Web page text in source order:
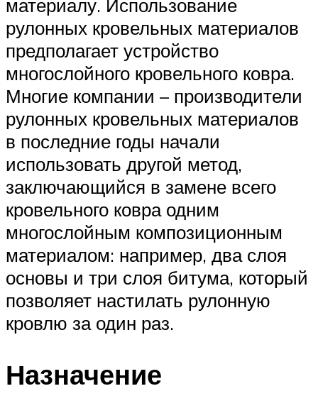
материалу. Использование
рулонных кровельных материалов
предполагает устройство
многослойного кровельного ковра.
Многие компании – производители
рулонных кровельных материалов
в последние годы начали
использовать другой метод,
заключающийся в замене всего
кровельного ковра одним
многослойным композиционным
материалом: например, два слоя
основы и три слоя битума, который
позволяет настилать рулонную
кровлю за один раз.
Назначение